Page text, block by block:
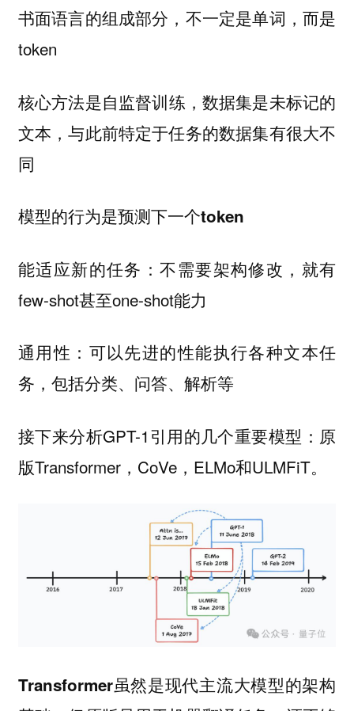
书面语言的组成部分，不一定是单词，而是
token
核心方法是自监督训练 ，数据集是未标记的
文本，与此前特定于任务的数据集有很大不
同
模型的行为是预测下一个token
能适应新的任务 ：不需要架构修改，就有
few-shot甚至one-shot能力
通用性 ：可以先进的性能执行各种文本任
务，包括分类、问答、解析等
接下来分析GPT-1引用的几个重要模型：原
版Transformer，CoVe，ELMo和ULMFiT。
Transformer虽然是现代主流大模型的架构